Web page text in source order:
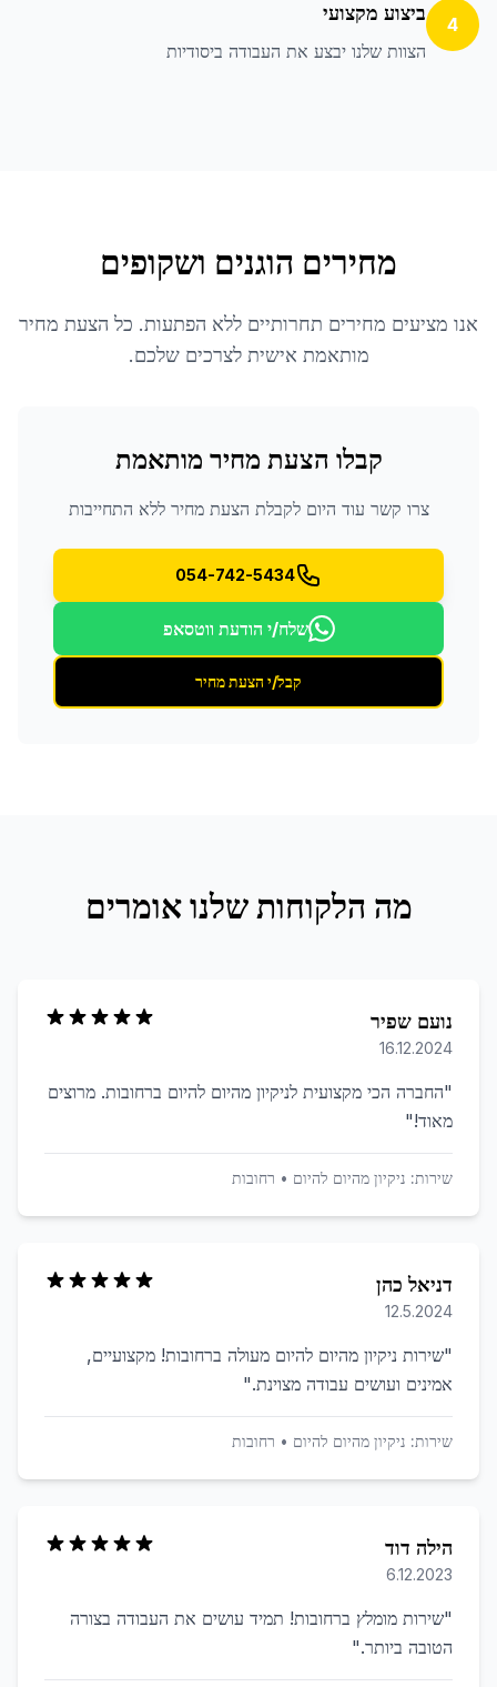
4 ביצוע מקצועי
הצוות שלנו יבצע את העבודה ביסודיות
מחירים הוגנים ושקופים
אנו מציעים מחירים תחרותיים ללא הפתעות. כל הצעת מחיר
מותאמת אישית לצרכים שלכם.
קבלו הצעת מחיר מותאמת
צרו קשר עוד היום לקבלת הצעת מחיר ללא התחייבות
054-742-5434
שלח/י הודעת ווטסאפ
קבל/י הצעת מחיר
מה הלקוחות שלנו אומרים
נועם שפיר
16.12.2024
"החברה הכי מקצועית לניקיון מהיום להיום ברחובות. מרוצים
מאוד!"
שירות: ניקיון מהיום להיום • רחובות
דניאל כהן
12.5.2024
"שירות ניקיון מהיום להיום מעולה ברחובות! מקצועיים,
אמינים ועושים עבודה מצוינת."
שירות: ניקיון מהיום להיום • רחובות
הילה דוד
6.12.2023
"שירות מומלץ ברחובות! תמיד עושים את העבודה בצורה
הטובה ביותר."